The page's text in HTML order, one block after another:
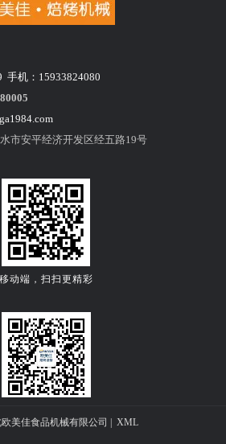
缸和面机SMR250（6包）
手机：15933824080
市安平经济开发区经五路19号
移动端，扫扫更精彩
美佳食品机械有限公司 | XML